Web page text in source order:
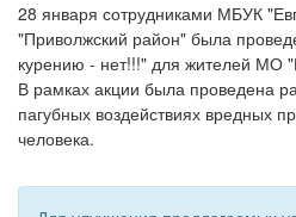
28 января сотрудниками МБУК
"Приволжский район" была
курению - нет!!!" для жителей МО
В рамках акции была проведена
пагубных воздействиях вредных
человека.